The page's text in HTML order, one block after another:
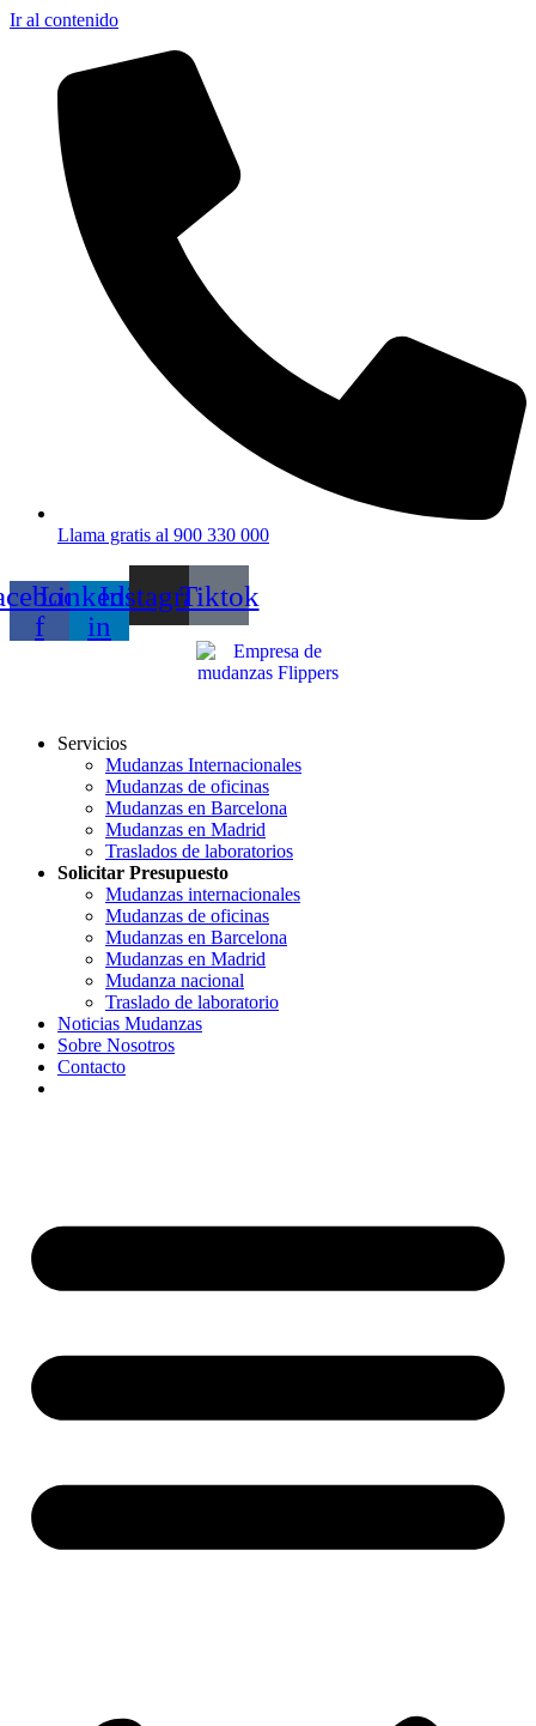
Ir al contenido
Llama gratis al 900 330 000
f
Linkedin-
in
InstagramTiktok
Servicios
Mudanzas Internacionales
Mudanzas de oficinas
Mudanzas en Barcelona
Mudanzas en Madrid
Traslados de laboratorios
Solicitar Presupuesto
Mudanzas internacionales
Mudanzas de oficinas
Mudanzas en Barcelona
Mudanzas en Madrid
Mudanza nacional
Traslado de laboratorio
Noticias Mudanzas
Sobre Nosotros
Contacto